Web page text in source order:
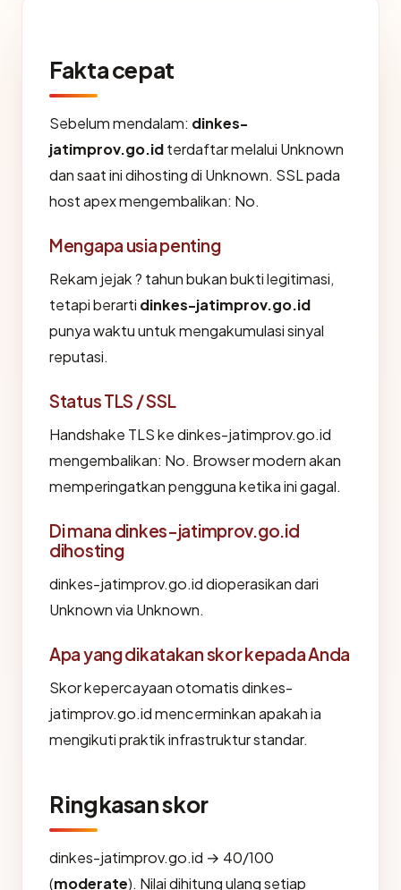
Fakta cepat
Sebelum mendalam: dinkes-
jatimprov.go.idterdaftar melalui Unknown
dan saat ini dihosting di Unknown. SSL pada
host apex mengembalikan: No.
Mengapa usia penting
Rekam jejak ? tahun bukan bukti legitimasi,
tetapi berarti dinkes-jatimprov.go.id
punya waktu untuk mengakumulasi sinyal
reputasi.
Status TLS / SSL
Handshake TLS ke dinkes-jatimprov.go.id
mengembalikan: No. Browser modern akan
memperingatkan pengguna ketika ini gagal.
Di mana dinkes-jatimprov.go.id
dihosting
dinkes-jatimprov.go.id dioperasikan dari
Unknown via Unknown.
Apa yang dikatakan skor kepada Anda
Skor kepercayaan otomatis dinkes-
jatimprov.go.id mencerminkan apakah ia
mengikuti praktik infrastruktur standar.
Ringkasan skor
dinkes-jatimprov.go.id → 40/100
(moderate). Nilai dihitung ulang setiap